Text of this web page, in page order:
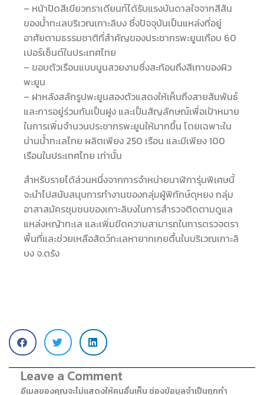
– หน้าปัดสีเขียวกราเดียนท์ได้รับแรงบันดาลใจจากสีสัน
ของน้ำทะเลบริเวณเกาะลิบง ซึ่งปัจจุบันเป็นแหล่งที่อยู่
อาศัยตามธรรมชาติที่สำคัญของประชากรพะยูนเกือบ 60
เปอร์เซ็นต์ในประเทศไทย
– ขอบตัวเรือนแบบนูนสวยงามซึ่งสะท้อนถึงสีเทาของผิว
พะยูน
– ฝาหลังสลักรูปพะยูนสองตัวแสดงให้เห็นถึงสายสัมพันธ์
และการอยู่ร่วมกันเป็นฝูง และเป็นสัญลักษณ์เพื่อเป้าหมาย
ในการเพิ่มจำนวนประชากรพะยูนให้มากขึ้น โดยเฉพาะใน
น่านน้ำทะเลไทย ผลิตเพียง 250 เรือน และมีเพียง 100
เรือนในประเทศไทย เท่านั้น
สำหรับรายได้ส่วนหนึ่งจากการจำหน่ายนาฬิการุ่นพิเศษนี้
จะนำไปสนับสนุนการทำงานของกลุ่มผู้พิทักษ์ดุหยง กลุ่ม
อาสาสมัครชุมชนของเกาะลิบงในการสำรวจติดตามดูแล
แหล่งหญ้าทะเล และเพิ่มขีดความสามารถในการตรวจตรา
พื้นที่และช่วยเหลือสัตว์ทะเลหายากเกยตื้นในบริเวณเกาะลิ
บง จ.ตรัง
Leave a Comment
อีเมลของคุณจะไม่แสดงให้คนอื่นเห็น ช่องข้อมูลจำเป็นถูกทำ